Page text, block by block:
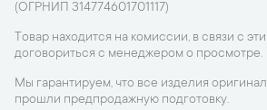
(ОГРНИП 314774601701117)
Товар находится на комиссии, в связи с
договориться с менеджером о просмотре.
Мы гарантируем, что все изделия
прошли предпродажную подготовку.